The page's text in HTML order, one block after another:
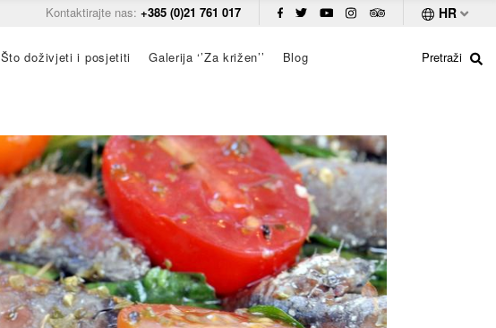
HR
Kontaktirajte nas: +385 (0)21 761 017
Pretraži
Što doživjeti i posjetiti Galerija ‘’Za križen’’ Blog